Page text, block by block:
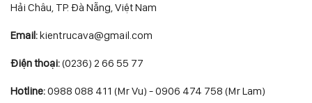
Hải Châu, TP. Đà Nẵng, Việt Nam
Email:kientrucava@gmail.com
Điện thoại:(0236) 2 66 55 77
Hotline:0988 088 411 (Mr Vu) - 0906 474 758 (Mr Lam)